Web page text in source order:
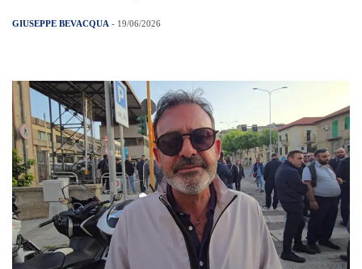
GIUSEPPE BEVACQUA - 19/06/2026